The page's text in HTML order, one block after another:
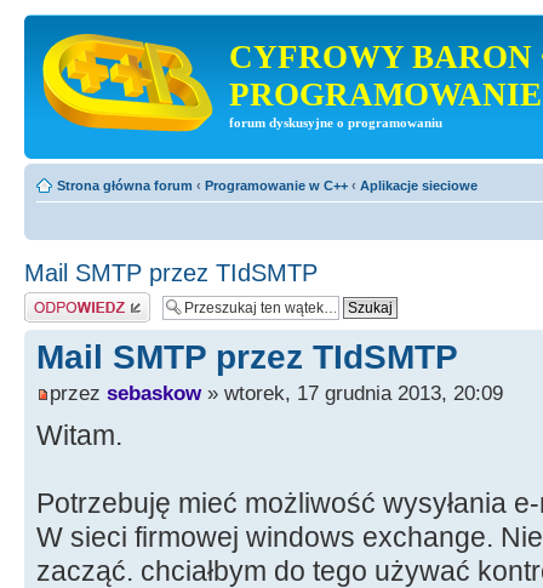
CYFROWY BARON
PROGRAMOWANIE
forum dyskusyjne o programowaniu
Strona główna forum ‹ Programowanie w C++ ‹ Aplikacje sieciowe
Mail SMTP przez TIdSMTP
Odpowiedz
Mail SMTP przez TIdSMTP
przez sebaskow» wtorek, 17 grudnia 2013, 20:09
Witam.
Potrzebuję mieć możliwość wysyłania
W sieci firmowej windows exchange.
zacząć. chciałbym do tego używać